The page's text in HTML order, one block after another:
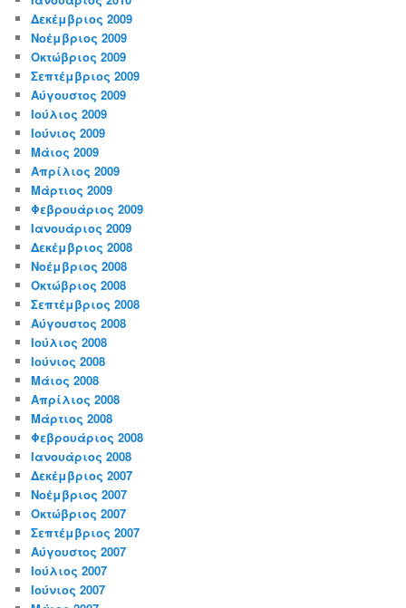
Δεκέμβριος 2009
Νοέμβριος 2009
Οκτώβριος 2009
Σεπτέμβριος 2009
Αύγουστος 2009
Ιούλιος 2009
Ιούνιος 2009
Μάιος 2009
Απρίλιος 2009
Μάρτιος 2009
Φεβρουάριος 2009
Ιανουάριος 2009
Δεκέμβριος 2008
Νοέμβριος 2008
Οκτώβριος 2008
Σεπτέμβριος 2008
Αύγουστος 2008
Ιούλιος 2008
Ιούνιος 2008
Μάιος 2008
Απρίλιος 2008
Μάρτιος 2008
Φεβρουάριος 2008
Ιανουάριος 2008
Δεκέμβριος 2007
Νοέμβριος 2007
Οκτώβριος 2007
Σεπτέμβριος 2007
Αύγουστος 2007
Ιούλιος 2007
Ιούνιος 2007